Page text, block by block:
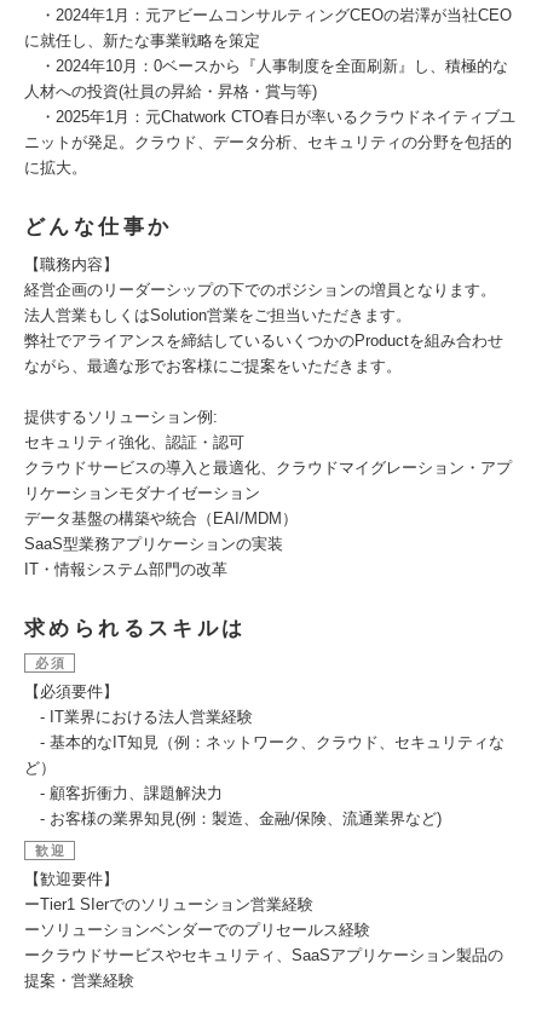
・2024年1月：元アビームコンサルティングCEOの岩澤が当社CEO
に就任し、新たな事業戦略を策定
・2024年10月：0ベースから『人事制度を全面刷新』し、積極的な
人材への投資(社員の昇給・昇格・賞与等)
・2025年1月：元Chatwork CTO春日が率いるクラウドネイティブユ
ニットが発足。クラウド、データ分析、セキュリティの分野を包括的
に拡大。
どんな仕事か
【職務内容】
経営企画のリーダーシップの下でのポジションの増員となります。
法人営業もしくはSolution営業をご担当いただきます。
弊社でアライアンスを締結しているいくつかのProductを組み合わせ
ながら、最適な形でお客様にご提案をいただきます。
提供するソリューション例:
セキュリティ強化、認証・認可
クラウドサービスの導入と最適化、クラウドマイグレーション・アプ
リケーションモダナイゼーション
データ基盤の構築や統合（EAI/MDM）
SaaS型業務アプリケーションの実装
IT・情報システム部門の改革
求められるスキルは
必須
【必須要件】
‐ IT業界における法人営業経験
‐ 基本的なIT知見（例：ネットワーク、クラウド、セキュリティな
ど）
‐ 顧客折衝力、課題解決力
- お客様の業界知見(例：製造、金融/保険、流通業界など)
歓迎
【歓迎要件】
ーTier1 SIerでのソリューション営業経験
ーソリューションベンダーでのプリセールス経験
ークラウドサービスやセキュリティ、SaaSアプリケーション製品の
提案・営業経験